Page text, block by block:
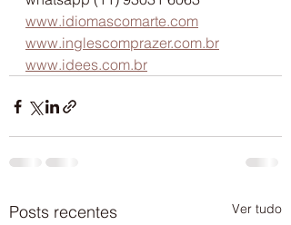
www.idiomascomarte.com
www.inglescomprazer.com.br
www.idees.com.br
Posts recentes Ver tudo